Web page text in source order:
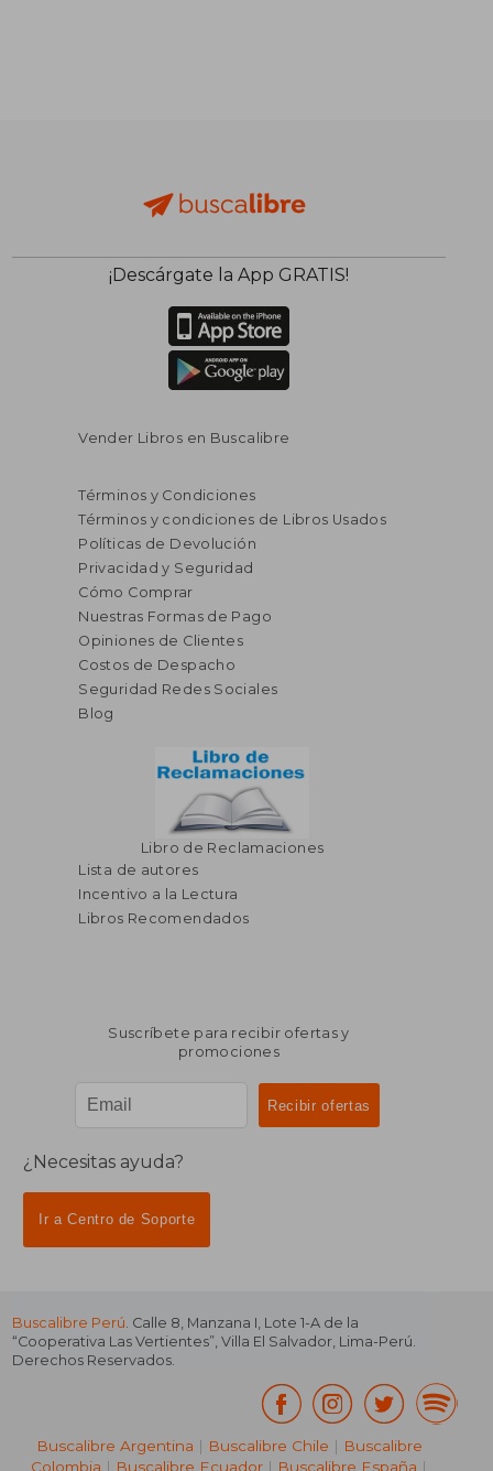
¡Descárgate la App GRATIS!
Vender Libros en Buscalibre
Términos y Condiciones
Términos y condiciones de Libros Usados
Políticas de Devolución
Privacidad y Seguridad
Cómo Comprar
Nuestras Formas de Pago
Opiniones de Clientes
Costos de Despacho
Seguridad Redes Sociales
Blog
Libro de Reclamaciones
Lista de autores
Incentivo a la Lectura
Libros Recomendados
Suscríbete para recibir ofertas y
promociones
¿Necesitas ayuda?
Ir a Centro de Soporte
Buscalibre Perú . Calle 8, Manzana I, Lote 1-A de la
“Cooperativa Las Vertientes”, Villa El Salvador, Lima-Perú.
Derechos Reservados.
Buscalibre Argentina | Buscalibre Chile | Buscalibre
Colombia | Buscalibre Ecuador | Buscalibre España |